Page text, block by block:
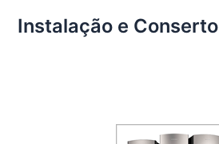
Instalação e Conserto